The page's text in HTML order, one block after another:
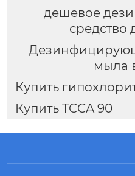
дешевое
средство
мыла
Купить
Купить TCCA 90